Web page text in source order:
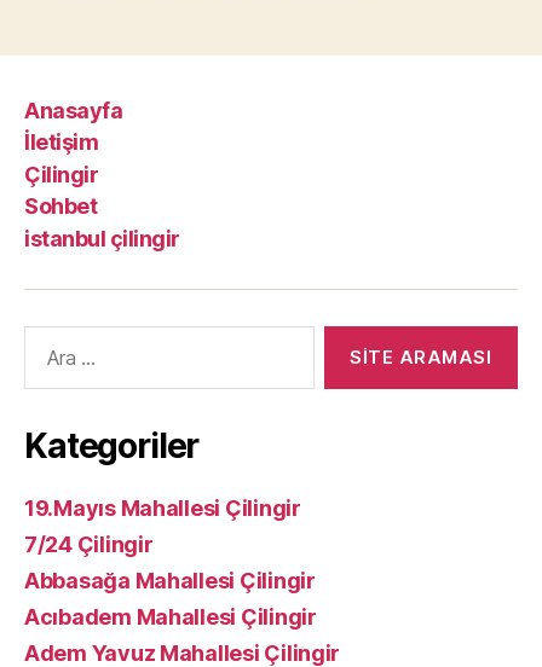
Anasayfa
İletişim
Çilingir
Sohbet
istanbul çilingir
yap:
Kategoriler
19.Mayıs Mahallesi Çilingir
7/24 Çilingir
Abbasağa Mahallesi Çilingir
Acıbadem Mahallesi Çilingir
Adem Yavuz Mahallesi Çilingir